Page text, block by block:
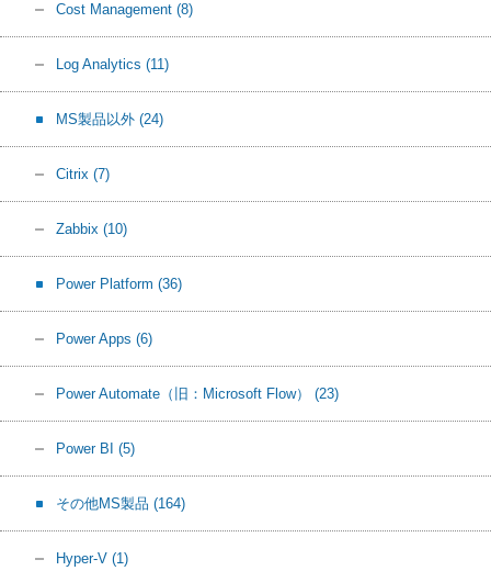
Cost Management (8)
Log Analytics (11)
MS製品以外 (24)
Citrix (7)
Zabbix (10)
Power Platform (36)
Power Apps (6)
Power Automate（旧：Microsoft Flow） (23)
Power BI (5)
その他MS製品 (164)
Hyper-V (1)